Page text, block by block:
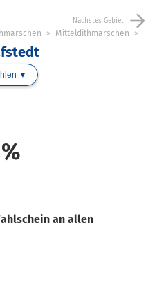
Nächstes Gebiet arrow_forward
Mitteldithmarschen
%
an allen